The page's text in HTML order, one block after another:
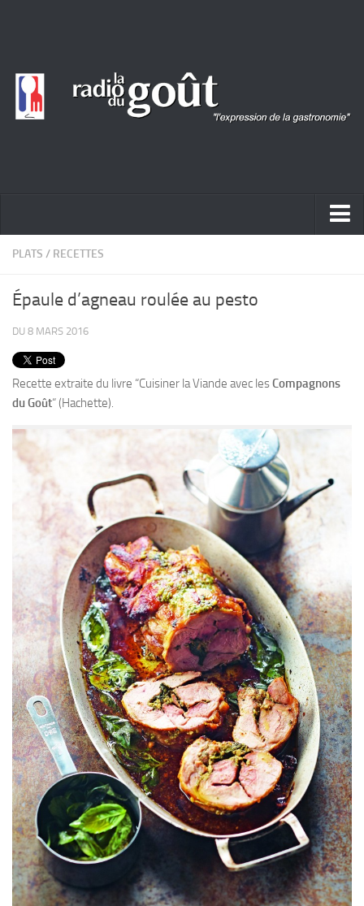
ACTUALITÉ
PORTRAITS
PRODUITS
RECETTES
Entrées
Desserts
Sauces
PLATS / RECETTES
Épaule d’agneau roulée au pesto
DU 8 MARS 2016
Recette extraite du livre “Cuisiner la Viande avec lesCompagnons
du Goût“ (Hachette).